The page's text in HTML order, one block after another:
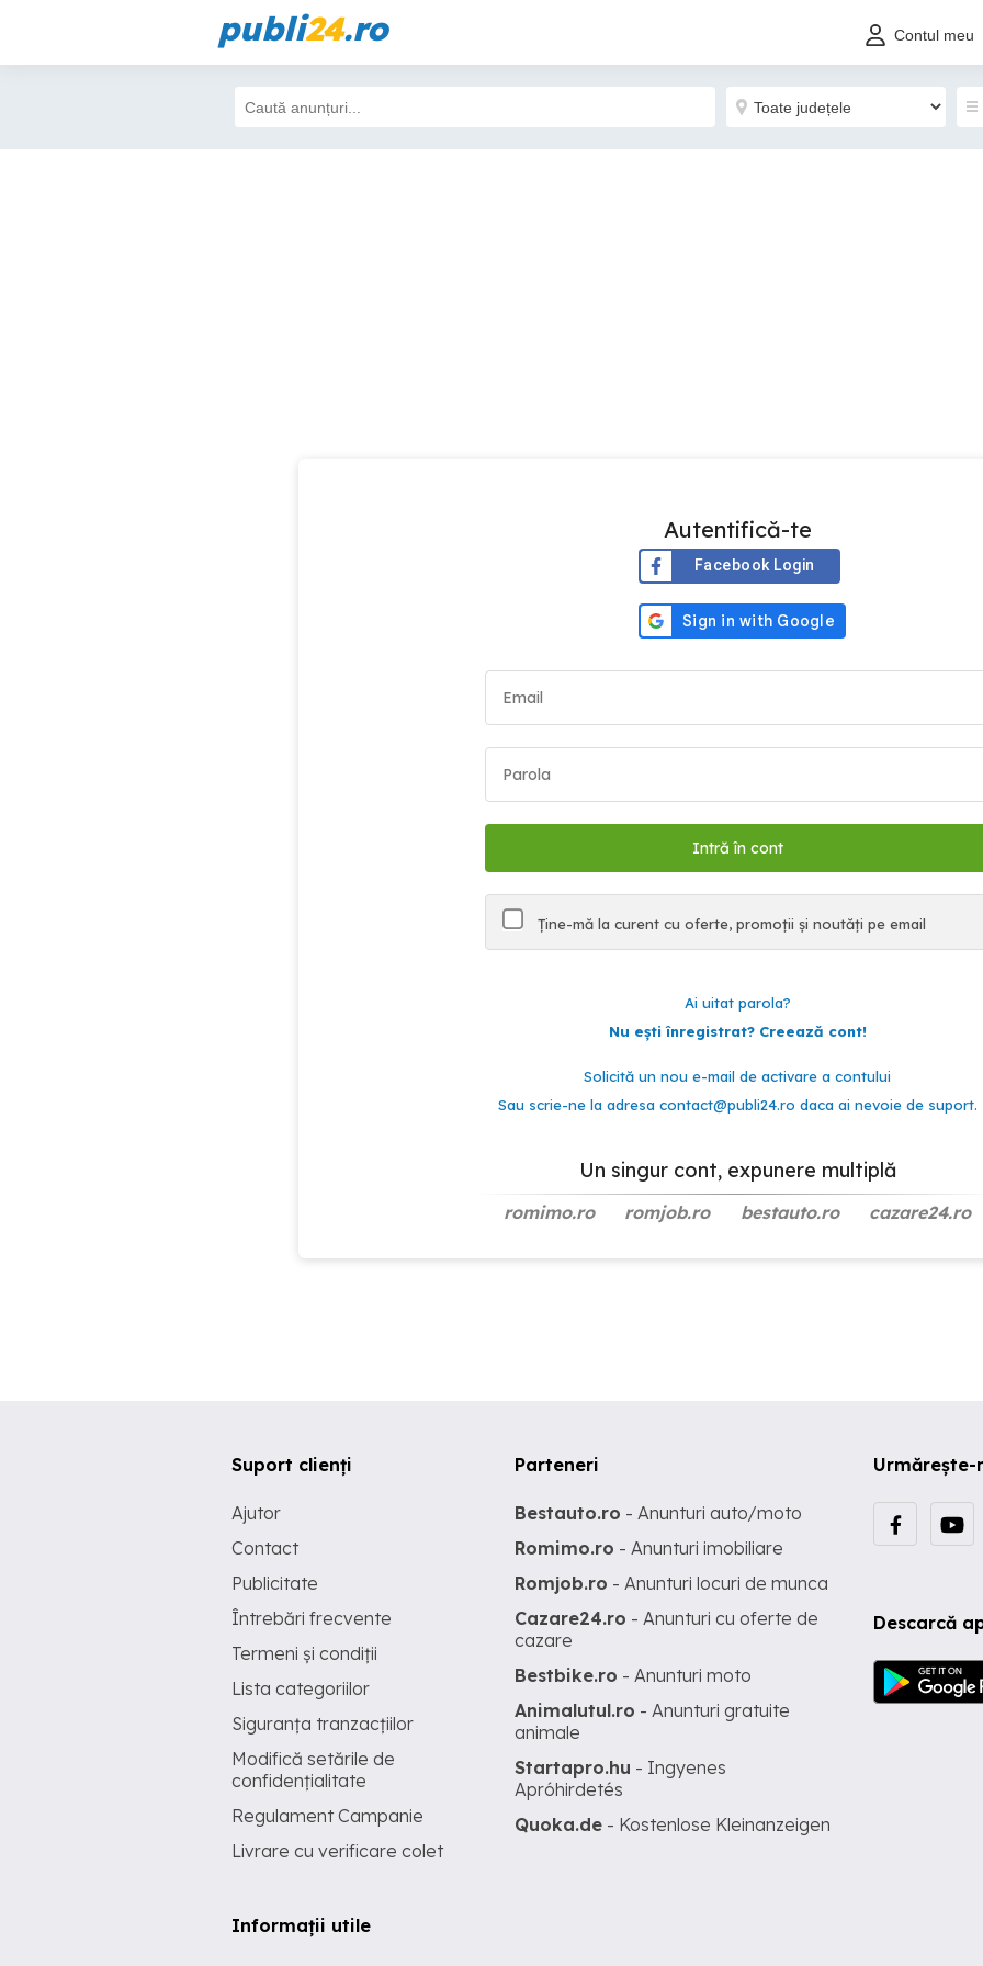
publi24.ro Contul meu
Autentifică-te
Facebook Login
Ține-mă la curent cu oferte, promoții și noutăți pe email
Ai uitat parola?
Nu ești înregistrat? Creează cont!
Solicită un nou e-mail de activare a contului
Sau scrie-ne la adresa contact@publi24.ro daca ai nevoie de suport.
Un singur cont, expunere multiplă
romimo.ro romjob.ro bestauto.ro cazare24.ro
Urmărește-
Descarcă
Suport clienți
Ajutor
Contact
Publicitate
Întrebări frecvente
Termeni și condiții
Lista categoriilor
Siguranța tranzacțiilor
Modifică setările de
confidențialitate
Regulament Campanie
Livrare cu verificare colet
Informații utile
Parteneri
Bestauto.ro - Anunturi auto/moto
Romimo.ro - Anunturi imobiliare
Romjob.ro - Anunturi locuri de munca
Cazare24.ro - Anunturi cu oferte de
cazare
Bestbike.ro - Anunturi moto
Animalutul.ro - Anunturi gratuite
animale
Startapro.hu - Ingyenes
Apróhirdetés
Quoka.de - Kostenlose Kleinanzeigen